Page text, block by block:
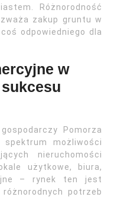
Różnorodność
zakup gruntu w
odpowiedniego dla
w
Pomorza
spektrum możliwości
nieruchomości
użytkowe, biura,
– rynek ten jest
potrzeb